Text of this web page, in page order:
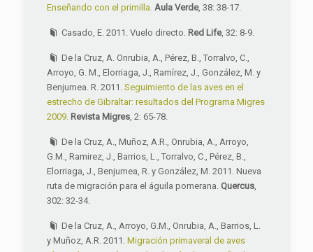
Enseñando con el primilla. Aula Verde, 38: 38-17.
Casado, E. 2011. Vuelo directo. Red Life, 32: 8-9.
De la Cruz, A. Onrubia, A., Pérez, B., Torralvo, C.,
Arroyo, G. M., Elorriaga, J., Ramírez, J., González, M. y
Benjumea. R. 2011. Seguimiento de las aves en el
estrecho de Gibraltar: resultados del Programa Migres
2009. Revista Migres, 2: 65-78.
De la Cruz, A., Muñoz, A.R., Onrubia, A., Arroyo,
G.M., Ramirez, J., Barrios, L., Torralvo, C., Pérez, B.,
Elorriaga, J., Benjumea, R. y González, M. 2011. Nueva
ruta de migración para el águila pomerana. Quercus,
302: 32-34.
De la Cruz, A., Arroyo, G.M., Onrubia, A., Barrios, L.
y Muñoz, A.R. 2011. Migración primaveral de aves